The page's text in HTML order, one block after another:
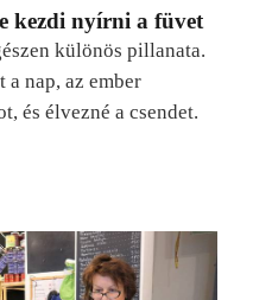
kezdi nyírni a füvet
különös pillanata.
a nap, az ember
és élvezné a csendet.